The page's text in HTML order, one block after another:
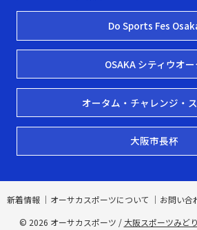
Do Sports Fes
OSAKA シティウオー
オータム・チャレンジ・
大阪市長杯
新着情報 オーサカスポーツについて お問い合
© 2026 オーサカスポーツ / 大阪スポーツみど